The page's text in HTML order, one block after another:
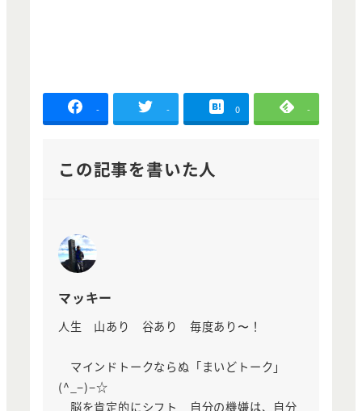
- - 0 -
この記事を書いた人
マッキー
人生 山あり 谷あり 毎度あり〜！
マインドトークならぬ「まいどトーク」
(^_−)−☆
脳を肯定的にシフト 自分の機嫌は、自分